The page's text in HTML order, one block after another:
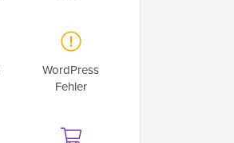
WordPress
Fehler